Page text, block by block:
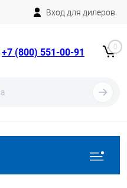
Вход для дилеров
+7 (800) 551-00-91 0